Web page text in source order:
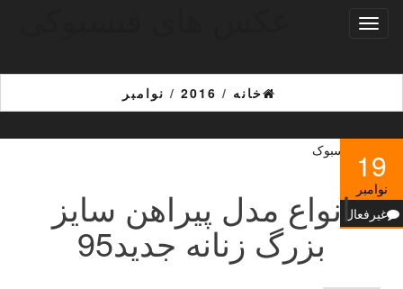
تغییر
خانه/
2016
/ نوامبر
19
نوامبر
غیرفعالانواع مدل پیراهن سایز
بزرگ زنانه جدید95